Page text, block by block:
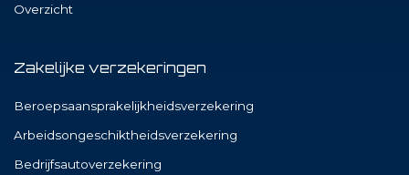
Overzicht
Zakelijke verzekeringen
Beroepsaansprakelijkheidsverzekering
Arbeidsongeschiktheidsverzekering
Bedrijfsautoverzekering